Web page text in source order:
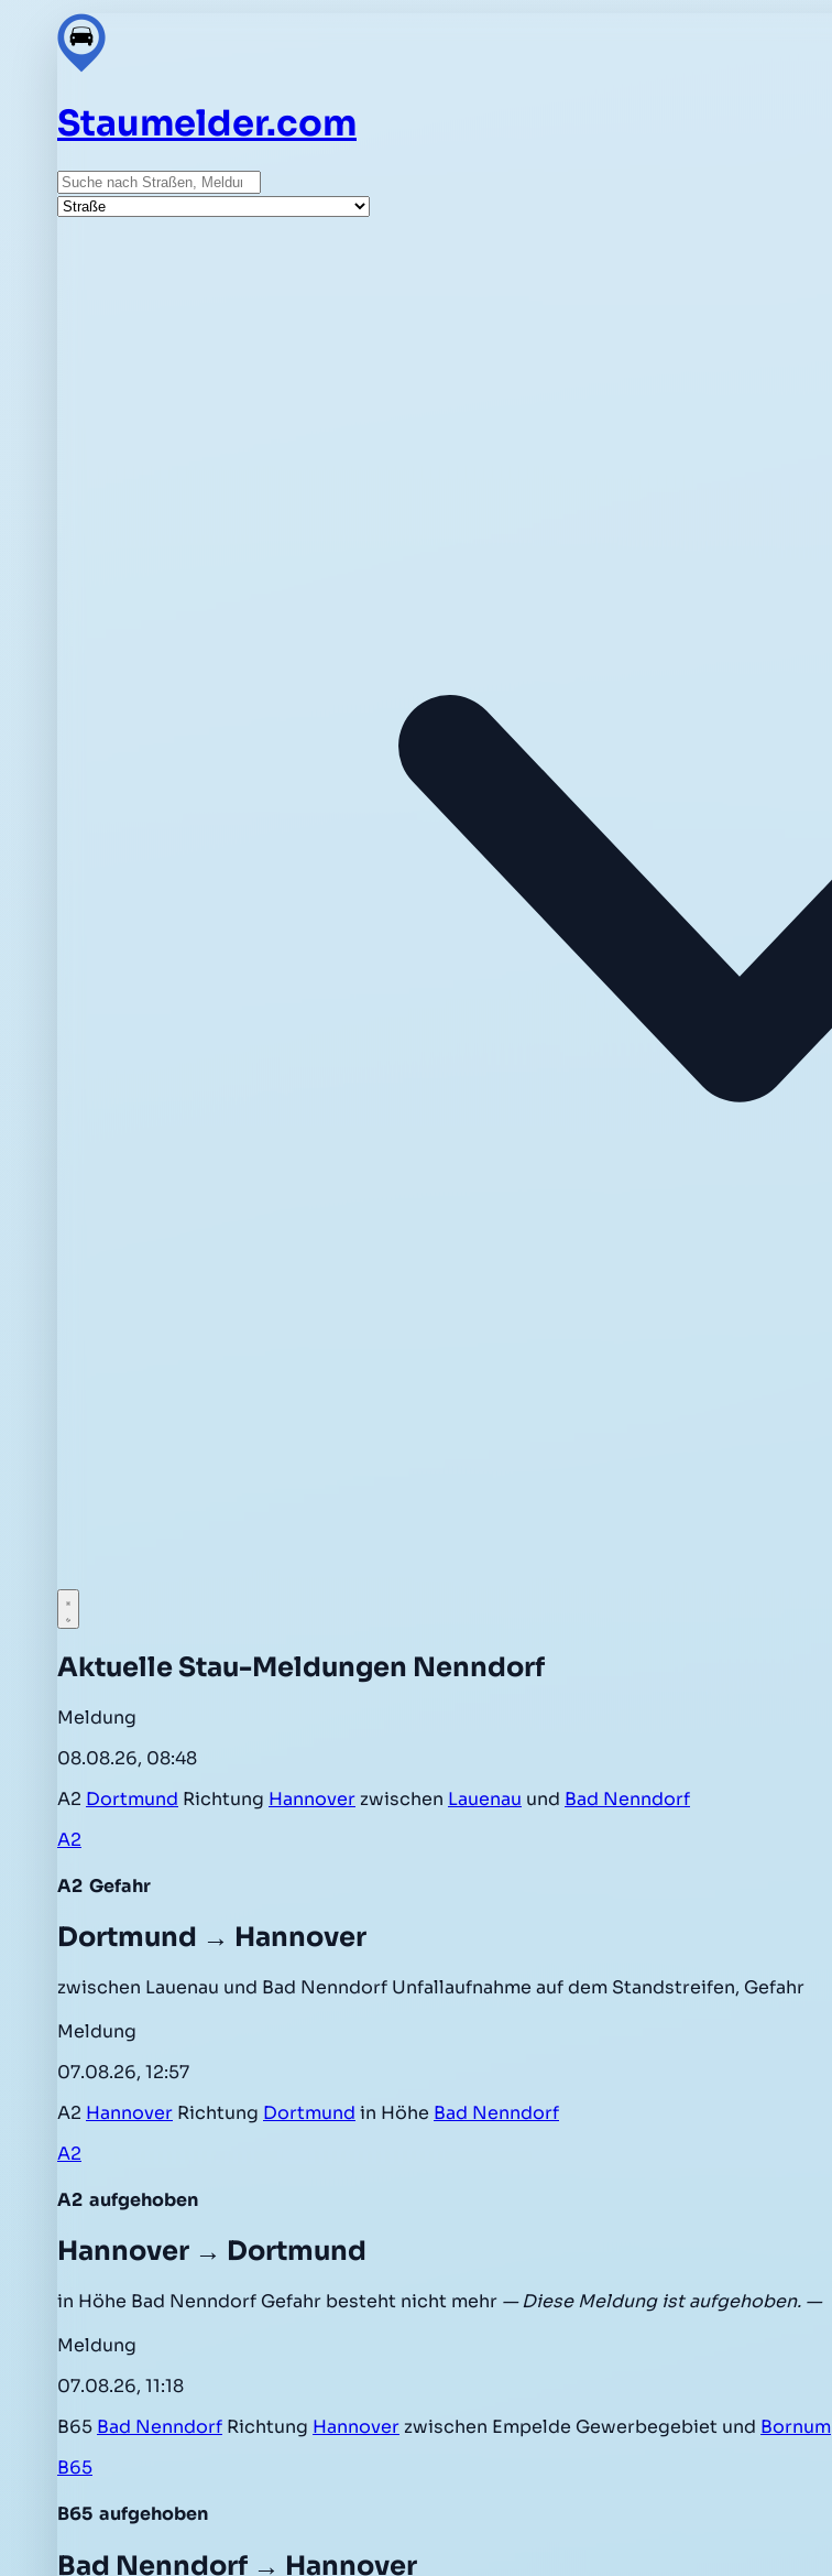
Staumelder.com
Suche
Straße
Aktuelle Stau-Meldungen Nenndorf
Meldung
08.08.26, 08:48
A2 Dortmund Richtung Hannover zwischen Lauenau und Bad Nenndorf
A2
A2 Gefahr
Dortmund → Hannover
zwischen Lauenau und Bad Nenndorf Unfallaufnahme auf dem Standstreifen, Gefahr
Meldung
07.08.26, 12:57
A2 Hannover Richtung Dortmund in Höhe Bad Nenndorf
A2
A2 aufgehoben
Hannover → Dortmund
in Höhe Bad Nenndorf Gefahr besteht nicht mehr — Diese Meldung ist aufgehoben. —
Meldung
07.08.26, 11:18
B65 Bad Nenndorf Richtung Hannover zwischen Empelde Gewerbegebiet und Bornum
B65
B65 aufgehoben
Bad Nenndorf → Hannover